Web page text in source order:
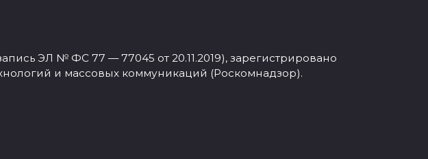
ЭЛ № ФС 77 — 77045 от 20.11.2019), зарегистрировано
и массовых коммуникаций (Роскомнадзор).